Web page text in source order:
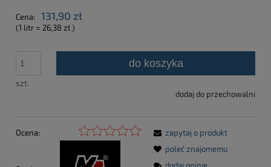
Cena: 131,90 zł
(1 litr = 26,38 zł)
szt.
do koszyka
dodaj do przechowalni
Ocena:
zapytaj o produkt
poleć znajomemu
dodaj opinię